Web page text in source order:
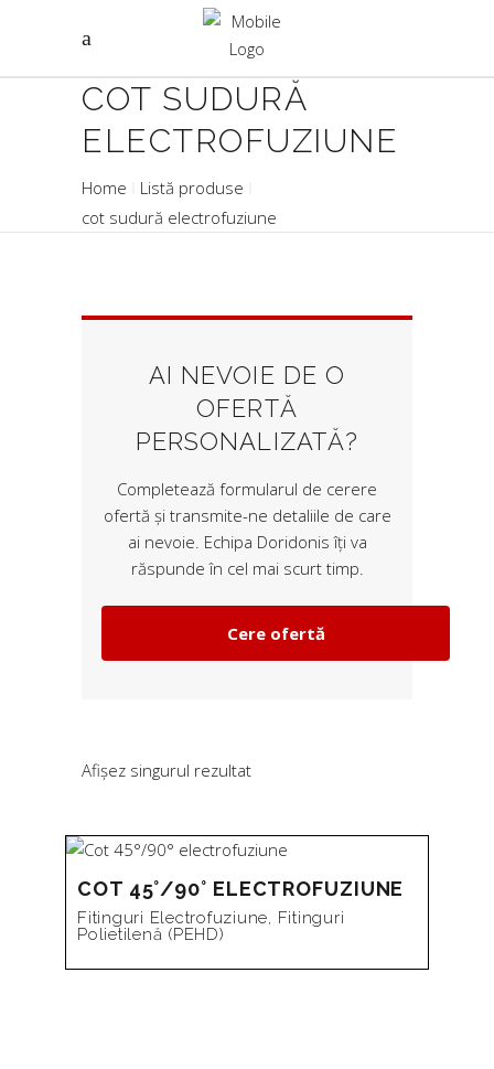
COT SUDURĂ
ELECTROFUZIUNE
Home
Listă produse
cot sudură electrofuziune
AI NEVOIE DE O
OFERTĂ
PERSONALIZATĂ?
Completează formularul de cerere
ofertă și transmite-ne detaliile de care
ai nevoie. Echipa Doridonis îți va
răspunde în cel mai scurt timp.
Cere ofertă
Afișez singurul rezultat
COT 45°/90° ELECTROFUZIUNE
Fitinguri Electrofuziune, Fitinguri
Polietilenă (PEHD)